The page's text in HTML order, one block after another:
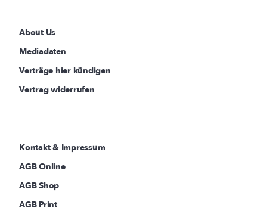
About Us
Mediadaten
Verträge hier kündigen
Vertrag widerrufen
Kontakt & Impressum
AGB Online
AGB Shop
AGB Print